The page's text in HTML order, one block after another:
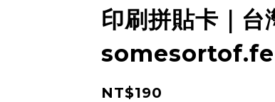
印刷拼貼卡｜台
NT$190